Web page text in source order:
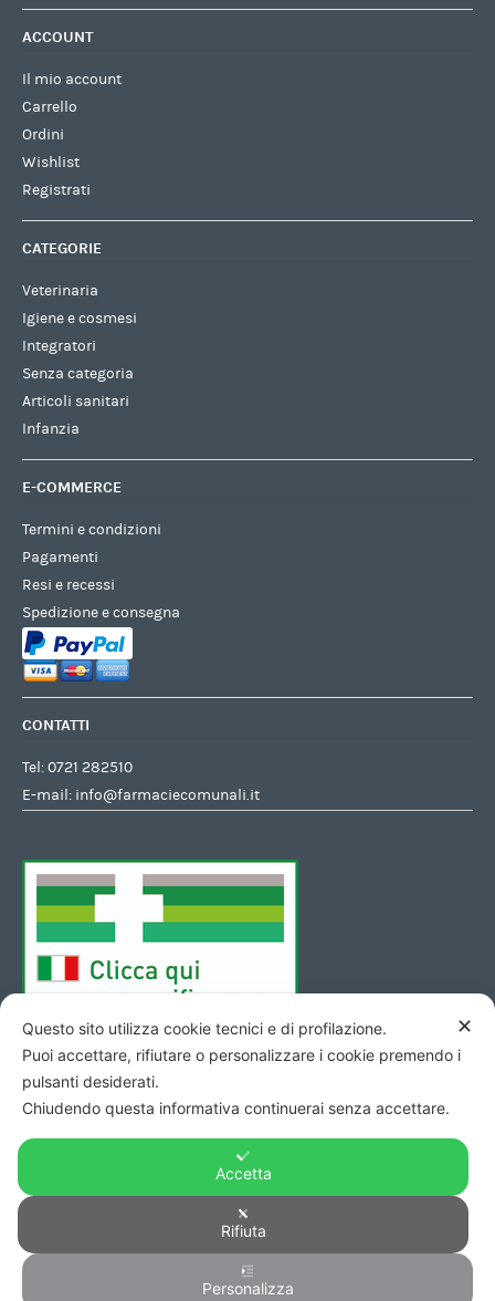
ACCOUNT
Il mio account
Carrello
Ordini
Wishlist
Registrati
CATEGORIE
Veterinaria
Igiene e cosmesi
Integratori
Senza categoria
Articoli sanitari
Infanzia
E-COMMERCE
Termini e condizioni
Pagamenti
Resi e recessi
Spedizione e consegna
CONTATTI
Tel:0721 282510
E-mail: info@farmaciecomunali.it
Copyright © 2026 - Codice Fiscale/Partita Iva 01423690419 R.E.A.
di Pesaro n. 140952 -
✕
Questo sito utilizza cookie tecnici e di profilazione.
Puoi accettare, rifiutare o personalizzare i cookie premendo i
pulsanti desiderati.
Chiudendo questa informativa continuerai senza accettare.
Accetta
Rifiuta
Personalizza